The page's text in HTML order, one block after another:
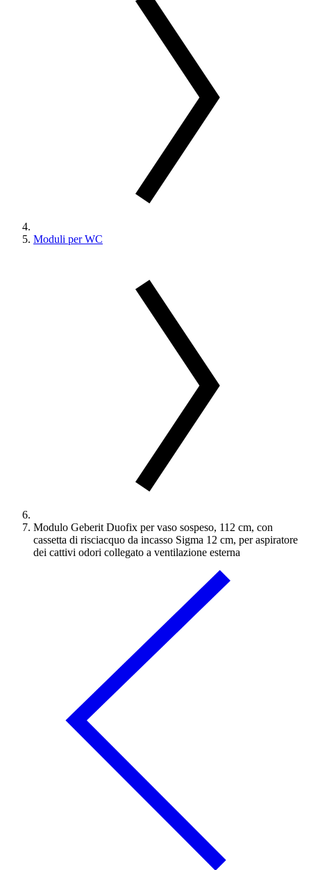
Moduli per WC
Modulo Geberit Duofix per vaso sospeso, 112 cm, con
cassetta di risciacquo da incasso Sigma 12 cm, per aspiratore
dei cattivi odori collegato a ventilazione esterna